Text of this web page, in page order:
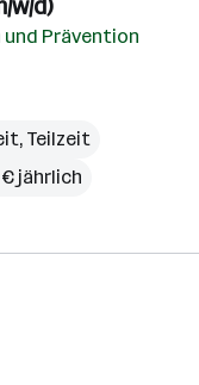
w/d)
und Prävention
Teilzeit
€ jährlich